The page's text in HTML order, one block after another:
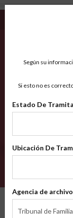
Según su
Si esto no es
Estado De
Tramitación
Ubicación De
Tramitación
Agencia de archivo
Tribunal de
de